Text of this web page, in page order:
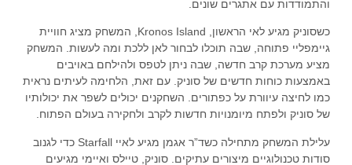
והתמודדות עם אתגרים שונים.
כשסוניק מגיע לאי הראשון, Kronos Island, המשחק מציג חוויית
גיימפליי פתוחה, שבה תוכלו לבחור לאן ללכת ומה לעשות. המשחק
מציע מערכת קרב חדשה, שבה ניתן לטפס ולהילחם באויבים
באמצעות כוחות חדשים של סוניק. עם זאת, הלחימה לעיתים נראית
כמו לחיצה עיוורת על כפתורים. השחקנים יכולים לשפר את יכולותיו
של סוניק ולפתח מיומנויות חדשות לקרב ולחקירה בעולם הפתוח.
עלילת המשחק מתחילה כשד”ר אגמן מגיע לאיי Starfall כדי לגנוב
סודות טכנולוגיים מיצורים עתיקים. סוניק, טיילס ואיימי מגיעים